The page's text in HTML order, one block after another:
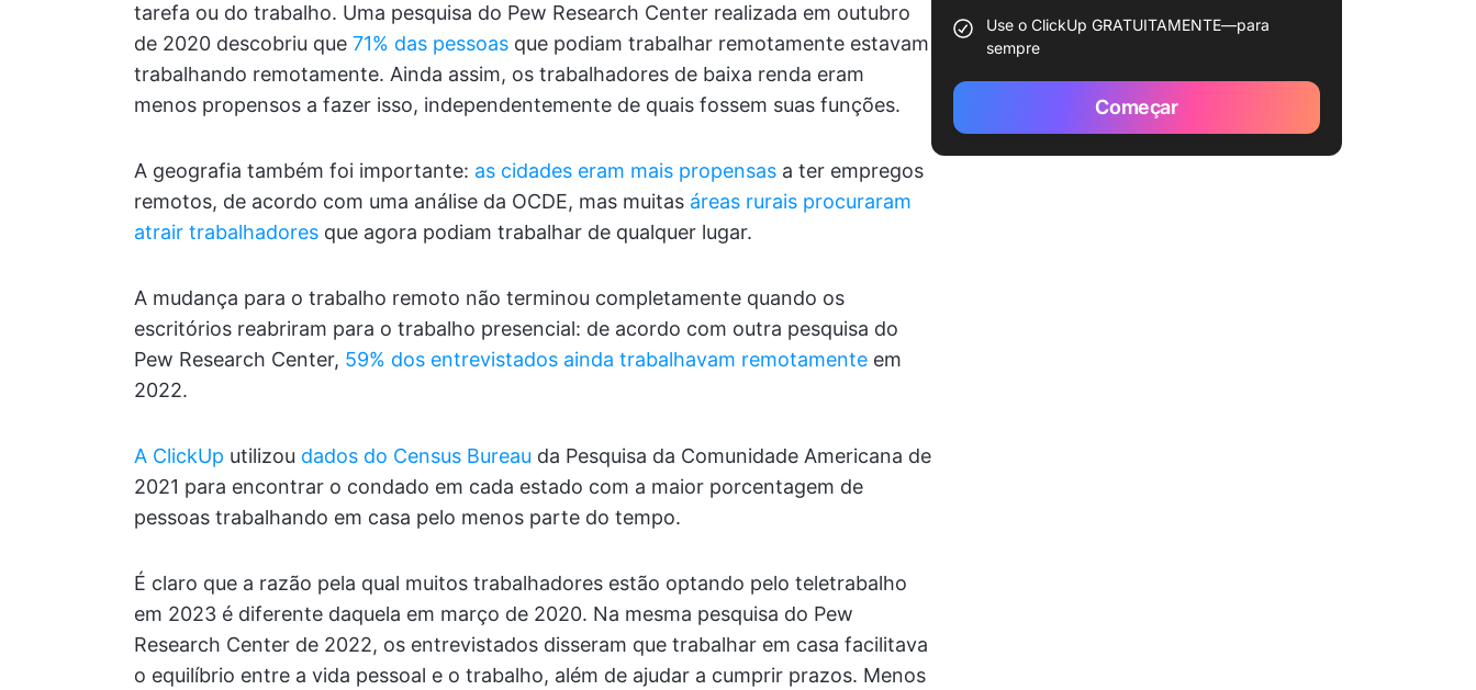
tarefa ou do trabalho. Uma pesquisa do Pew Research Center realizada em outubro
de 2020 descobriu que 71% das pessoas que podiam trabalhar remotamente estavam
trabalhando remotamente. Ainda assim, os trabalhadores de baixa renda eram
menos propensos a fazer isso, independentemente de quais fossem suas funções.
A geografia também foi importante: as cidades eram mais propensas a ter empregos
remotos, de acordo com uma análise da OCDE, mas muitas áreas rurais procuraram
atrair trabalhadores que agora podiam trabalhar de qualquer lugar.
A mudança para o trabalho remoto não terminou completamente quando os
escritórios reabriram para o trabalho presencial: de acordo com outra pesquisa do
Pew Research Center, 59% dos entrevistados ainda trabalhavam remotamente em
2022.
A ClickUp utilizou dados do Census Bureau da Pesquisa da Comunidade Americana de
2021 para encontrar o condado em cada estado com a maior porcentagem de
pessoas trabalhando em casa pelo menos parte do tempo.
É claro que a razão pela qual muitos trabalhadores estão optando pelo teletrabalho
em 2023 é diferente daquela em março de 2020. Na mesma pesquisa do Pew
Research Center de 2022, os entrevistados disseram que trabalhar em casa facilitava
o equilíbrio entre a vida pessoal e o trabalho, além de ajudar a cumprir prazos. Menos
Use o ClickUp GRATUITAMENTE—para
sempre
Começar